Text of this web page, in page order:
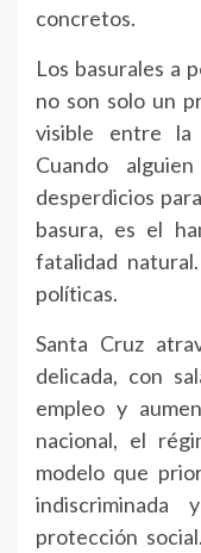
concretos.
Los basurales a
no son solo un
visible entre la
Cuando
desperdicios
basura, es el
fatalidad
políticas.
Santa Cruz
delicada, con
empleo y
nacional, el
modelo que
protección